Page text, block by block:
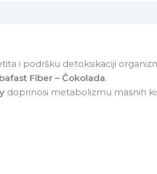
i podršku detoksikaciji
Fiber – Čokolada.
doprinosi metabolizmu masnih